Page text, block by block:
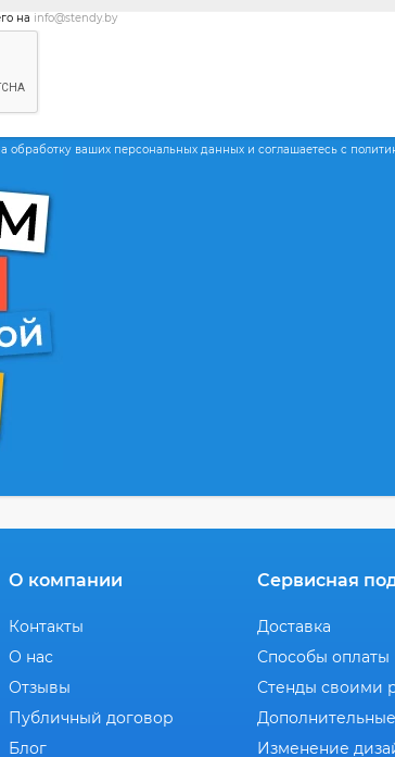
на info@stendy.by
обработку ваших персональных данных и соглашаетесь с
О компании
Контакты
О нас
Отзывы
Публичный договор
Блог
Сервисная
Доставка
Способы оплаты
Стенды своими
Изменение